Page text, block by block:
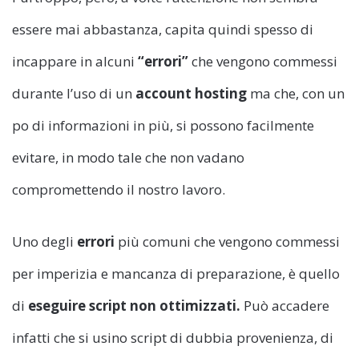
essere mai abbastanza, capita quindi spesso di
incappare in alcuni “errori”che vengono commessi
durante l’uso di un account hosting ma che, con un
po di informazioni in più, si possono facilmente
evitare, in modo tale che non vadano
compromettendo il nostro lavoro.
Uno degli errori più comuni che vengono commessi
per imperizia e mancanza di preparazione, è quello
di eseguire script non ottimizzati. Può accadere
infatti che si usino script di dubbia provenienza, di